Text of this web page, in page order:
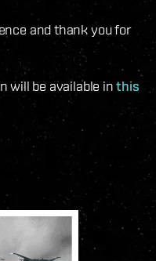
and thank you for
will be available inthis